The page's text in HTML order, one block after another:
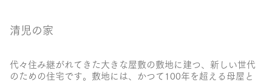
清児の家
代々住み継がれてきた大きな屋敷の敷地に建つ、新しい世代
のための住宅です。敷地には、かつて100年を超える母屋と